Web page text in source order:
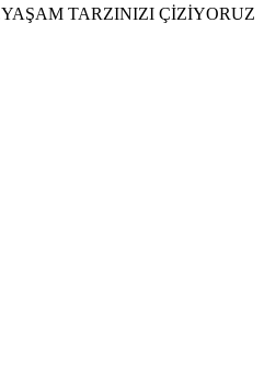
YAŞAM TARZINIZI ÇİZİYORUZ..